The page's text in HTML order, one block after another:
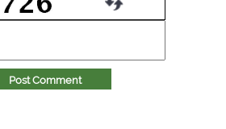
Post Comment